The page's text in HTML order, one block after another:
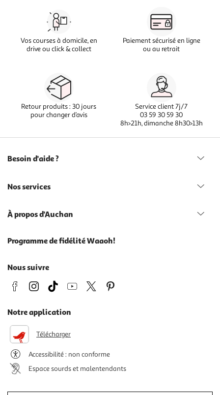
Vos courses à domicile, en
drive ou click & collect
Paiement sécurisé en ligne
ou au retrait
Retour produits : 30 jours
pour changer d’avis
Service client 7j/7
03 59 30 59 30
8h>21h, dimanche 8h30>13h
Besoin d'aide ?
Nos services
À propos d'Auchan
Programme de fidélité Waaoh!
Nous suivre
Notre application
Télécharger
Accessibilité : non conforme
Espace sourds et malentendants